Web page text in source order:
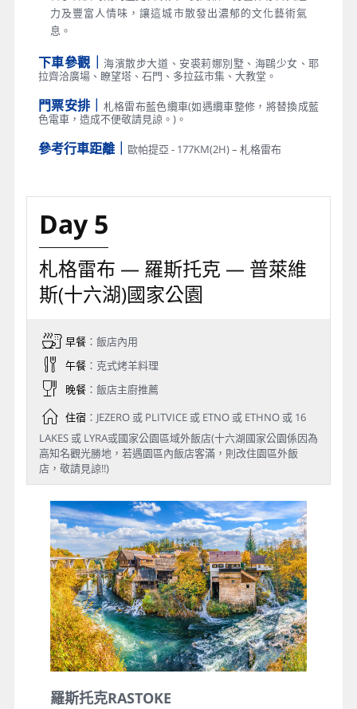
力及豐富人情味，讓這城市散發出濃郁的文化藝術氣
息。
下車參觀｜ 海濱散步大道、安裘莉娜別墅、海鷗少女、耶
拉齊洽廣場、瞭望塔、石門、多拉茲市集、大教堂。
門票安排｜ 札格雷布藍色纜車(如遇纜車整修，將替換成藍
色電車，造成不便敬請見諒。)。
參考行車距離｜ 歐帕提亞 - 177KM(2H) – 札格雷布
Day 5
札格雷布 — 羅斯托克 — 普萊維
斯(十六湖)國家公園
早餐：飯店內用
午餐：克式烤羊料理
晚餐：飯店主廚推薦
住宿：JEZERO 或 PLITVICE 或 ETNO 或 ETHNO 或 16
LAKES 或 LYRA或國家公園區域外飯店(十六湖國家公園係因為
高知名觀光勝地，若遇園區內飯店客滿，則改住園區外飯
店，敬請見諒!!)
羅斯托克RASTOKE